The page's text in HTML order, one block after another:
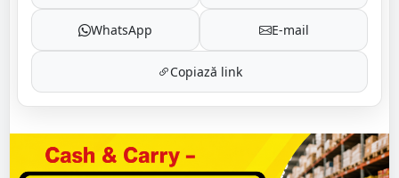
WhatsApp E-mail
Copiază link